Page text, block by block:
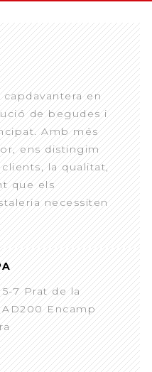
en
de begudes i
Amb més
ens distingim
la qualitat,
que els
necessiten
7 Prat de la
AD200 Encamp